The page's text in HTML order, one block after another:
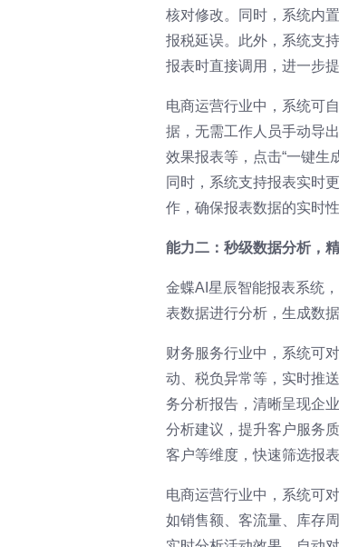
核对修改。同时，系统内
报税延误。此外，系统支
报表时直接调用，进一步提
电商运营行业中，系统可
据，无需工作人员手动导
效果报表等，点击“一键生
同时，系统支持报表实时
作，确保报表数据的实时性
能力二：秒级数据分析，
金蝶AI星辰智能报表系统
表数据进行分析，生成数
财务服务行业中，系统可
动、税负异常等，实时推
务分析报告，清晰呈现企
分析建议，提升客户服务
客户等维度，快速筛选报
电商运营行业中，系统可
如销售额、客流量、库存